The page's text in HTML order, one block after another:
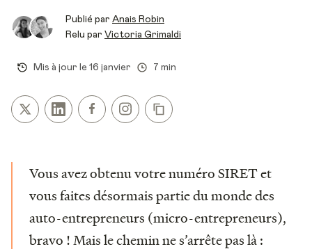
Publié par Anais Robin
Relu par Victoria Grimaldi
Mis à jour le 16 janvier 7 min
Vous avez obtenu votre numéro SIRET et
vous faites désormais partie du monde des
auto-entrepreneurs (micro-entrepreneurs),
bravo ! Mais le chemin ne s’arrête pas là :